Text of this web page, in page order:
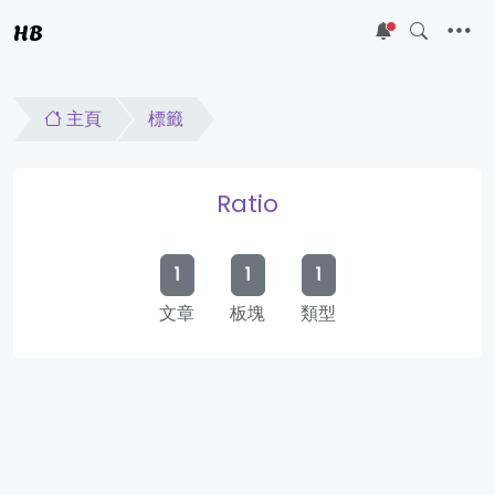
HB 5
主頁 標籤
Ratio
1
文章
1
板塊
1
類型